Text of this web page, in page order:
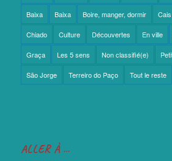
Baixa Baixa Boire, manger, dormir
Chiado Culture Découvertes En ville
Graça Les 5 sens Non classifié(e)
São Jorge Terreiro do Paço Tout le reste
ALLER À …